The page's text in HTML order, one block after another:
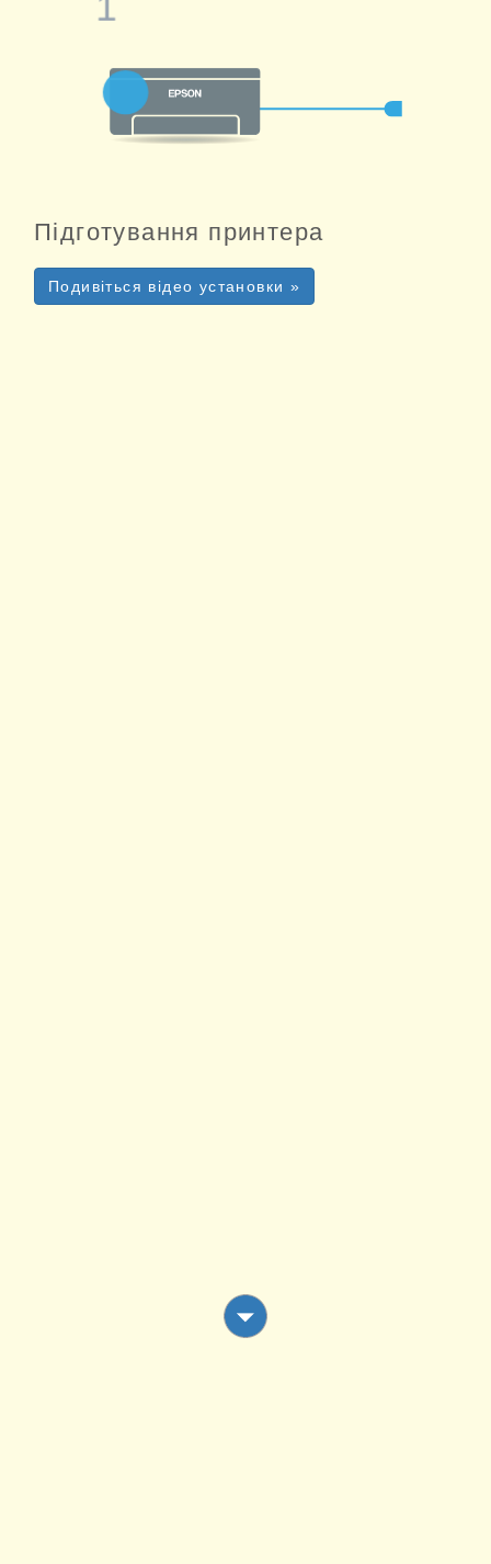
Підготування принтера
Подивіться відео установки »